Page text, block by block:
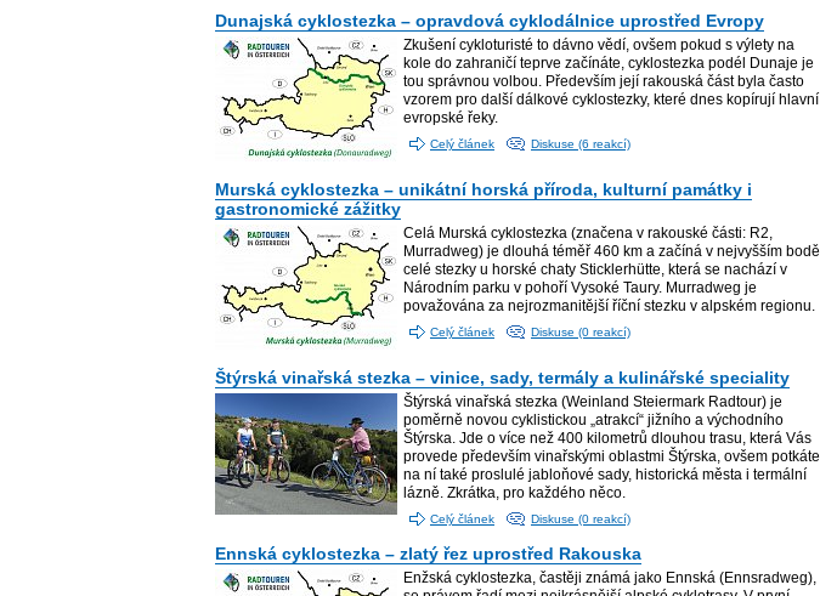
Dunajská cyklostezka – opravdová cyklodálnice uprostřed Evropy
Zkušení cykloturisté to dávno vědí, ovšem pokud s výlety na
kole do zahraničí teprve začínáte, cyklostezka podél Dunaje je
tou správnou volbou. Především její rakouská část byla často
vzorem pro další dálkové cyklostezky, které dnes kopírují hlavní
evropské řeky.
Celý článek Diskuse (6 reakcí)
Murská cyklostezka – unikátní horská příroda, kulturní památky i
gastronomické zážitky
Celá Murská cyklostezka (značena v rakouské části: R2,
Murradweg) je dlouhá téměř 460 km a začíná v nejvyšším bodě
celé stezky u horské chaty Sticklerhütte, která se nachází v
Národním parku v pohoří Vysoké Taury. Murradweg je
považována za nejrozmanitější říční stezku v alpském regionu.
Celý článek Diskuse (0 reakcí)
Štýrská vinařská stezka – vinice, sady, termály a kulinářské speciality
Štýrská vinařská stezka (Weinland Steiermark Radtour) je
poměrně novou cyklistickou „atrakcí“ jižního a východního
Štýrska. Jde o více než 400 kilometrů dlouhou trasu, která Vás
provede především vinařskými oblastmi Štýrska, ovšem potkáte
na ní také proslulé jabloňové sady, historická města i termální
lázně. Zkrátka, pro každého něco.
Celý článek Diskuse (0 reakcí)
Ennská cyklostezka – zlatý řez uprostřed Rakouska
Enžská cyklostezka, častěji známá jako Ennská (Ennsradweg),